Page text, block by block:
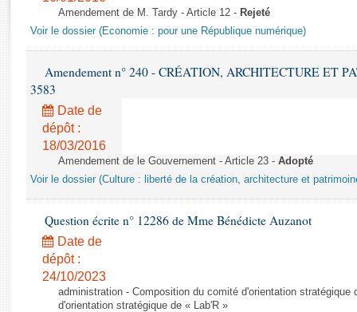
Rapports d'enquête
Dossiers législatifs
Budget et sécurité sociale
Questions écrites et orales
Comptes rendus des débats
Amendement de M. Tardy - Article 12 - Rejeté
Voir le dossier (Economie : pour une République numérique)
Amendement n° 240 - CRÉATION, ARCHITECTURE ET
3583
Date de
dépôt :
18/03/2016
Amendement de le Gouvernement - Article 23 - Adopté
Voir le dossier (Culture : liberté de la création, architecture et
Question écrite n° 12286 de Mme Bénédicte Auzanot
Date de
dépôt :
24/10/2023
administration - Composition du comité d'orientation stratégique
d'orientation stratégique de « Lab'R »